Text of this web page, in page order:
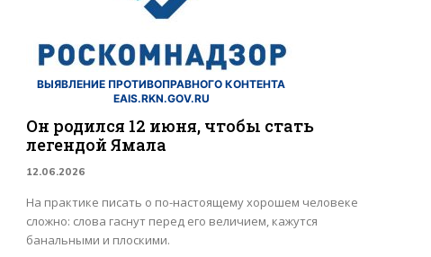
ВЫЯВЛЕНИЕ ПРОТИВОПРАВНОГО КОНТЕНТА
EAIS.RKN.GOV.RU
Он родился 12 июня, чтобы стать
легендой Ямала
12.06.2026
На практике писать о по-настоящему хорошем человеке
сложно: слова гаснут перед его величием, кажутся
банальными и плоскими.